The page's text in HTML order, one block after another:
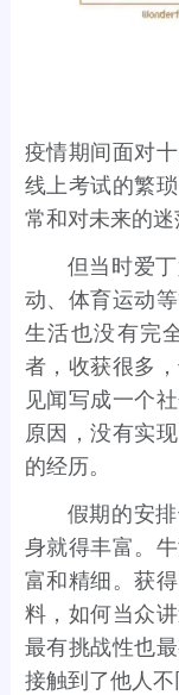
疫情期间面对
线上考试的繁
常和对未来的迷
但当时爱
动、体育运动
生活也没有完
者，收获很多
见闻写成一个
原因，没有实
的经历。
假期的安
身就得丰富。
富和精细。获
料，如何当众
最有挑战性也
接触到了他人不